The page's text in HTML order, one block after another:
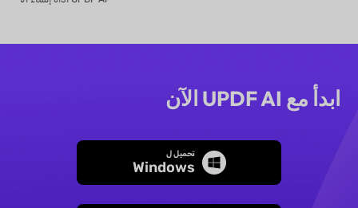
ابدأ مع UPDF AI الآن
تحميل ل
Windows